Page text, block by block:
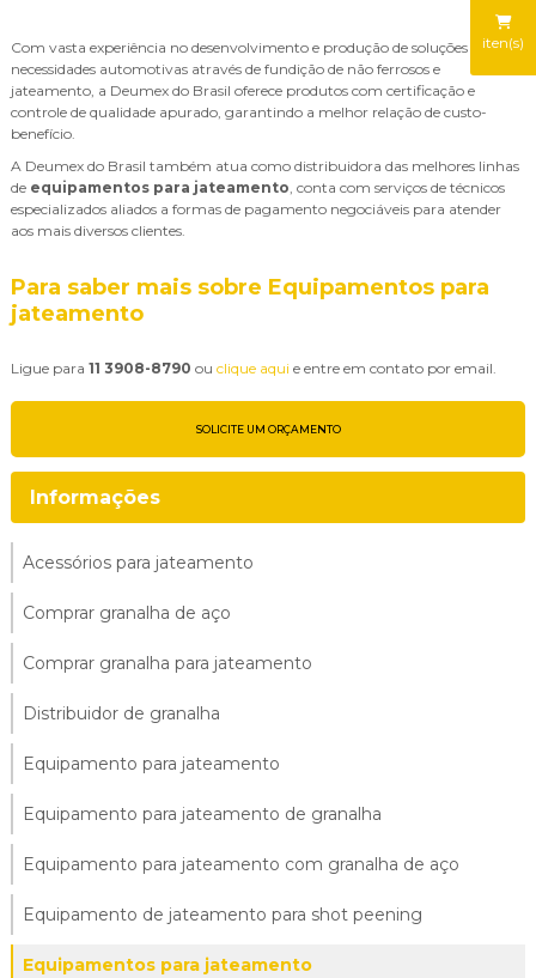
iten(s)
Com vasta experiência no desenvolvimento e produção de soluções em
necessidades automotivas através de fundição de não ferrosos e
jateamento, a Deumex do Brasil oferece produtos com certificação e
controle de qualidade apurado, garantindo a melhor relação de custo-
benefício.
A Deumex do Brasil também atua como distribuidora das melhores linhas
de equipamentos para jateamento, conta com serviços de técnicos
especializados aliados a formas de pagamento negociáveis para atender
aos mais diversos clientes.
Para saber mais sobre Equipamentos para
jateamento
Ligue para 11 3908-8790 ou clique aqui e entre em contato por email.
SOLICITE UM ORÇAMENTO
Informações
Acessórios para jateamento
Comprar granalha de aço
Comprar granalha para jateamento
Distribuidor de granalha
Equipamento para jateamento
Equipamento para jateamento de granalha
Equipamento para jateamento com granalha de aço
Equipamento de jateamento para shot peening
Equipamentos para jateamento